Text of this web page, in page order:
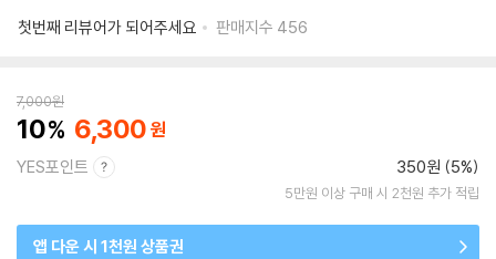
첫번째 리뷰어가 되어주세요
판매지수 456
7,000원
10 6,300
YES포인트 350원 (5%)
5만원 이상 구매 시 2천원 추가 적립
앱 다운 시 1천원 상품권